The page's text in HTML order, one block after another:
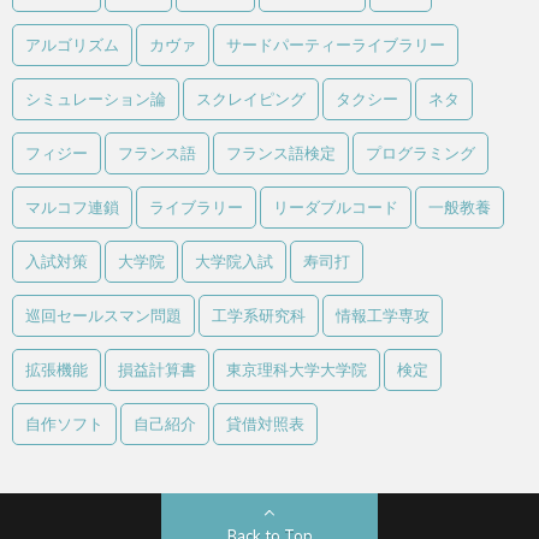
アルゴリズム カヴァ サードパーティーライブラリー
シミュレーション論 スクレイピング タクシー ネタ
フィジー フランス語 フランス語検定 プログラミング
マルコフ連鎖 ライブラリー リーダブルコード 一般教養
入試対策 大学院 大学院入試 寿司打
巡回セールスマン問題 工学系研究科 情報工学専攻
拡張機能 損益計算書 東京理科大学大学院 検定
自作ソフト 自己紹介 貸借対照表
Back to Top